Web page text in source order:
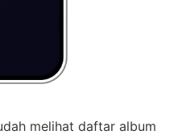
melihat daftar album